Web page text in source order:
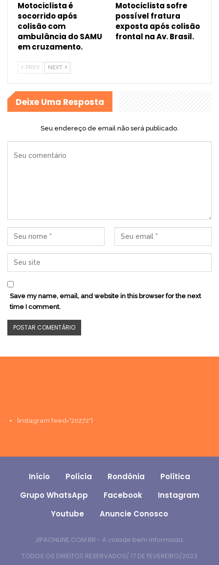
Motociclista é
socorrido após
colisão com
ambulância do SAMU
em cruzamento.
Motociclista sofre
possível fratura
exposta após colisão
frontal na Av. Brasil.
PREV NEXT
Deixe Uma Resposta
Seu endereço de email não será publicado.
Save my name, email, and website in this browser for the next
time I comment.
[instagram feed="20272"]
Início Polícia Rondônia
Política
Grupo WhatsApp
Facebook
Instagram
Youtube
Anuncie Conosco
JIPAONLINE.COM.BR - A cidade bem informada.
TODOS OS DIREITOS RESERVADOS/ 17 DE FEVEREIRO/2023